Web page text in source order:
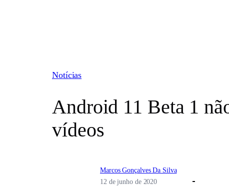
Notícias
Android 11 Beta 1
vídeos
Marcos Gonçalves Da Silva
12 de junho de 2020